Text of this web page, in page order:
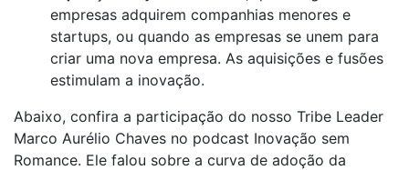
empresas adquirem companhias menores e
startups, ou quando as empresas se unem para
criar uma nova empresa. As aquisições e fusões
estimulam a inovação.
Abaixo, confira a participação do nosso Tribe Leader
Marco Aurélio Chaves no podcast Inovação sem
Romance. Ele falou sobre a curva de adoção da